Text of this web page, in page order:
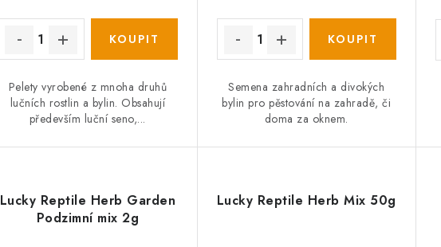
Pelety vyrobené z mnoha druhů
lučních rostlin a bylin. Obsahují
především luční seno,...
Semena zahradních a divokých
bylin pro pěstování na zahradě, či
doma za oknem.
Lucky Reptile Herb Garden
Podzimní mix 2g
Lucky Reptile Herb Mix 50g